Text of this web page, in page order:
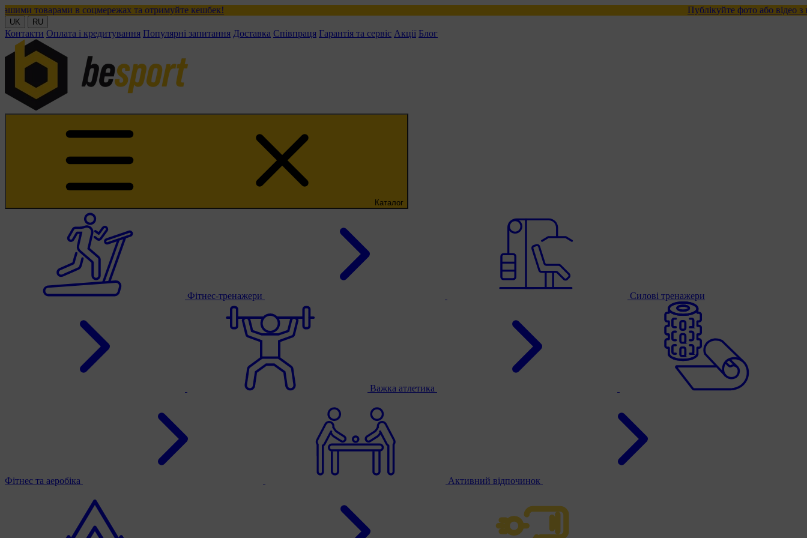
в соцмережах та отримуйте кешбек! Публікуйте фото або відео з нашими
UK RU
Контакти Оплата і кредитування Популярні запитання Доставка Співпраця Гарантія та сервіс Акції Блог
Каталог
Фітнес-тренажери Силові тренажери
Важка атлетика
Фітнес та аеробіка Активний відпочинок